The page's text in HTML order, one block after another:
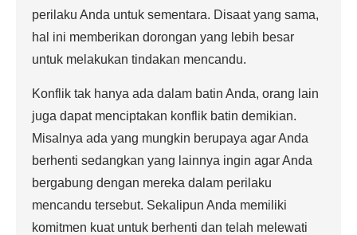
perilaku Anda untuk sementara. Disaat yang sama,
hal ini memberikan dorongan yang lebih besar
untuk melakukan tindakan mencandu.
Konflik tak hanya ada dalam batin Anda, orang lain
juga dapat menciptakan konflik batin demikian.
Misalnya ada yang mungkin berupaya agar Anda
berhenti sedangkan yang lainnya ingin agar Anda
bergabung dengan mereka dalam perilaku
mencandu tersebut. Sekalipun Anda memiliki
komitmen kuat untuk berhenti dan telah melewati